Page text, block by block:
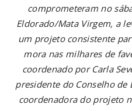
comprometeram no
Eldorado/Mata Virgem, a
um projeto consistente
mora nas milhares de
coordenado por Carla
presidente do Conselho de
coordenadora do projeto